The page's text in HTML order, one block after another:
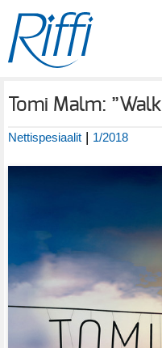
Tomi Malm:
Nettispesiaalit | 1/2018